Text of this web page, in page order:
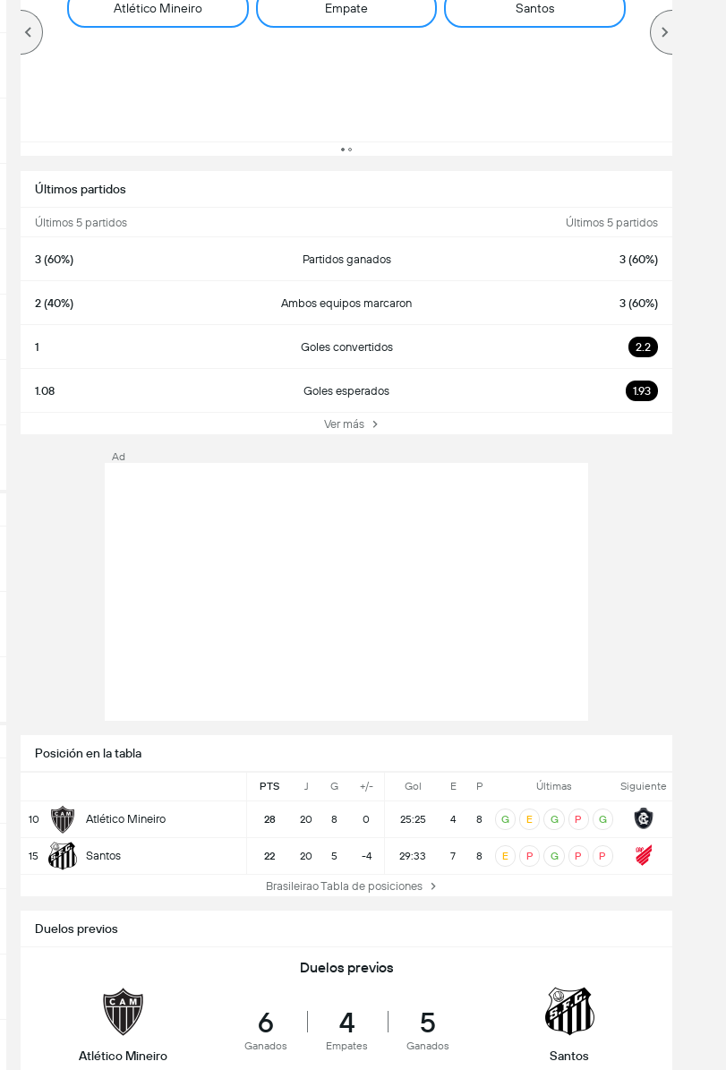
Atlético Mineiro Empate Santos
Últimos partidos
Últimos 5 partidos Últimos 5 partidos
3 (60%) Partidos ganados 3 (60%)
2 (40%) Ambos equipos marcaron 3 (60%)
1 Goles convertidos 2.2
1.08 Goles esperados 1.93
Ver más
Posición en la tabla
PTS J G +/- Gol E P Últimas Siguiente
10 Atlético Mineiro 28 20 8 0 25:25 4 8 G E G P G
15 Santos 22 20 5 -4 29:33 7 8 E P G P P
Brasileirao Tabla de posiciones
Duelos previos
Duelos previos
Atlético Mineiro
6
Ganados
4
Empates
5
Ganados
Santos
Ad